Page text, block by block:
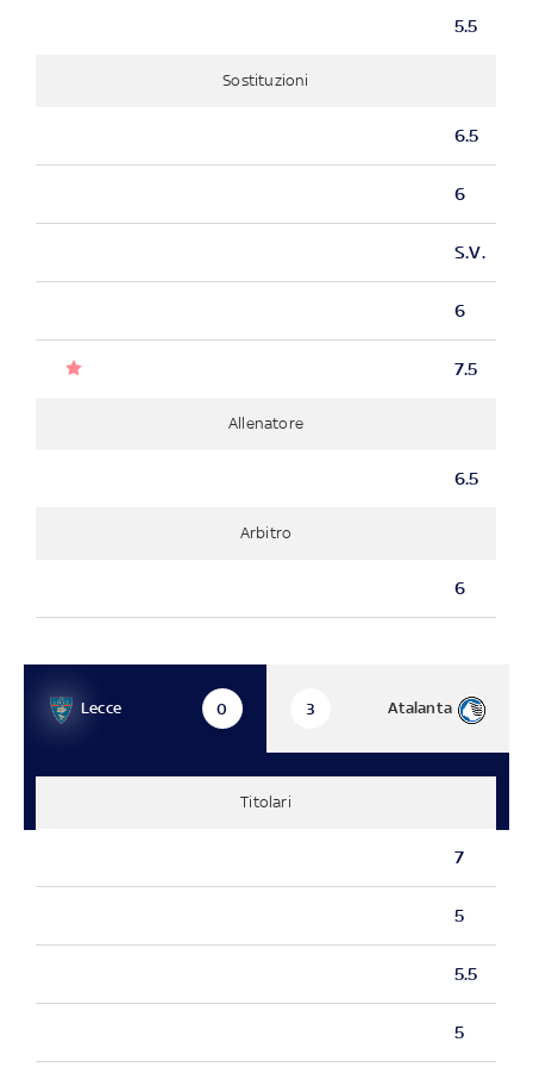
5.5
Sostituzioni
6.5
6
S.V.
6
7.5
Allenatore
6.5
Arbitro
6
Lecce 0 Atalanta
3
Titolari
7
5
5.5
5